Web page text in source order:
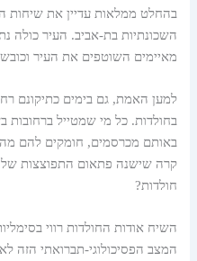
בהחלט ממלאות עדיין את שיחות
השכונתיות בת-אביב. העיר כולה
מאיימים השוטפים את העיר
למען האמת, גם בימים כתיקונם
בחולדות. כל מי שמטייל ברחובות
באותם מכרסמים, חומקים להם
קרה שישנה פתאום התפוצצות
חולדות?
השיח אודות החולדות רווי
המצב הפסיכולוגי-תברואתי הזה